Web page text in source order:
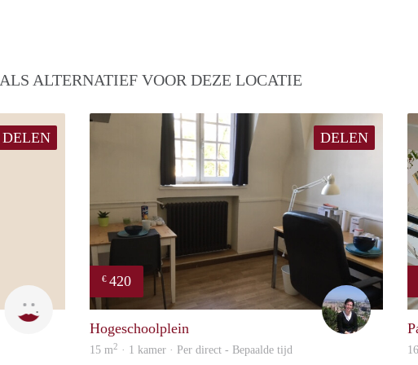
ALS ALTERNATIEF VOOR DEZE LOCATIE
DELEN DELEN
€ 420
Hogeschoolplein
15 m2 · 1 kamer · Per direct - Bepaalde tijd